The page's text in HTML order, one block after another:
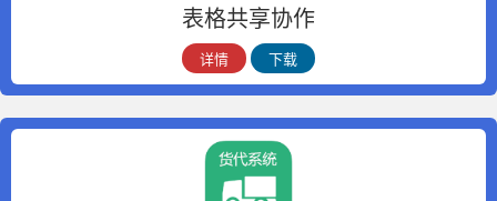
表格共享协作
详情 下载